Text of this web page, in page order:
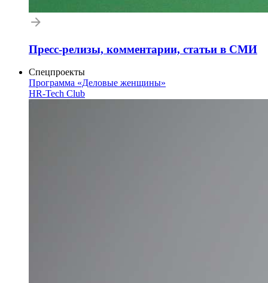
Пресс-релизы, комментарии, статьи в СМИ
Спецпроекты
Программа «Деловые женщины»
HR-Tech Club